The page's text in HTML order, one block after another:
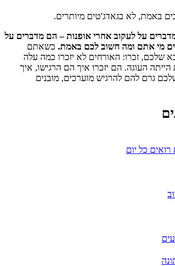
באמת, לא בגאדג'טים מיותרים.
של 2026 לא מדברים על לעקוב אחרי אופנות – הם מדברים על
מי אתם ומה חשוב לכם באמת. כשאתם
שלכם, זכרו: האורחים לא יזכרו כמה עלה
העוגה. הם יזכרו איך הם הרגישו, איך
גרם להם להרגיש מוערכים, מובנים
כל יום